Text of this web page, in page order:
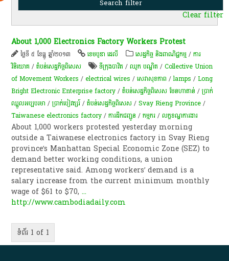
Clear filter
About 1,000 Electronics Factory Workers Protest
ថ្ងៃទី ៥ ខែធ្នូ ឆ្នាំ២០១៣ ខេមបូឌា ដេលី សេដ្ឋកិច្ច និងពាណិជ្ជកម្ម /ការ
វិនិយោគ /តំបន់សេដ្ឋកិច្ចពិសេស ទីក្រុងបាវិត /ឈូក បណ្ឌិត /Collective Union
of Movement Workers / electrical wires /សេវាសុខភាព /lamps /Long
Bright Electronic Enterprise factory /តំបន់​សេដ្ឋកិច្ច​ពិសេស មែនហាតាន់ /ប្រាក់​
ឈ្នួល​អប្បបរមា /ប្រាក់បៀវត្សរ៍/តំបន់សេដ្ឋកិច្ចពិសេស /Svay Rieng Province /
Taiwanese electronics factory /ការដឹកជញ្ជូន /ក​ម្មករ​ /លក្ខខណ្ឌ​ការងារ​
About 1,000 workers protested yesterday morning
outside a Taiwanese electronics factory in Svay Rieng
province’s Manhattan Special Economic Zone (SEZ) to
demand better working conditions, a union
representative said. Among workers’ demand is a
salary increase from the current minimum monthly
wage of $61 to $70,...
http://www.cambodiadaily.com
ទំព័រ 1 of 1